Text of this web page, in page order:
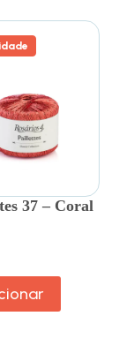
37 – Coral